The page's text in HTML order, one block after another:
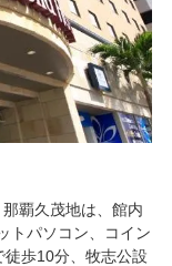
覇久茂地は、館内
トパソコン、コイン
歩10分、牧志公設